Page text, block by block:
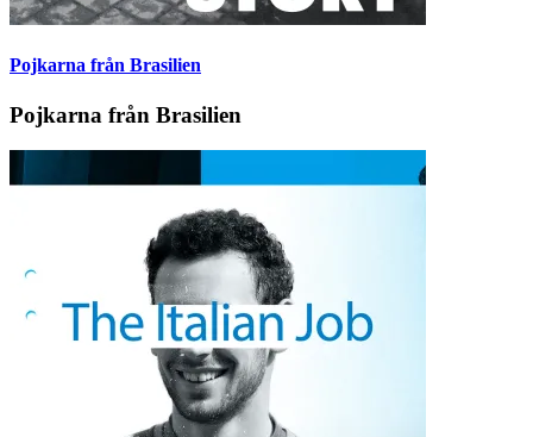
Pojkarna från Brasilien
Pojkarna från Brasilien